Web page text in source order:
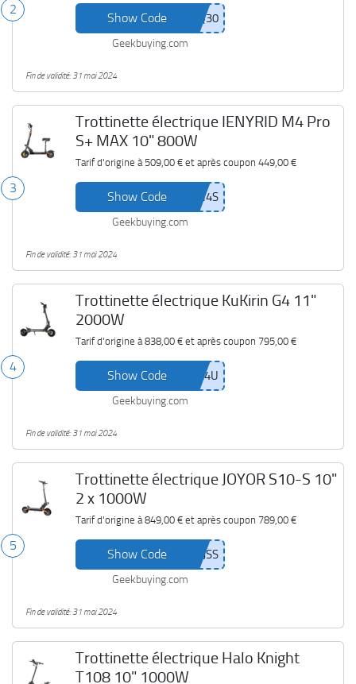
2
Show Code
Geekbuying.com
Fin de validité: 31 mai 2024
3
Trottinette électrique IENYRID M4 Pro
S+ MAX 10" 800W
Tarif d'origine à 509,00 €et après coupon 449,00 €
Show Code
Geekbuying.com
Fin de validité: 31 mai 2024
4
Trottinette électrique KuKirin G4 11"
2000W
Tarif d'origine à838,00 €et après coupon 795,00 €
Show Code
Geekbuying.com
Fin de validité: 31 mai 2024
5
Trottinette électrique JOYOR S10-S 10"
2 x 1000W
Tarif d'origine à849,00 €et après coupon 789,00 €
Show Code
Geekbuying.com
Fin de validité: 31 mai 2024
Trottinette électrique Halo Knight
T108 10" 1000W